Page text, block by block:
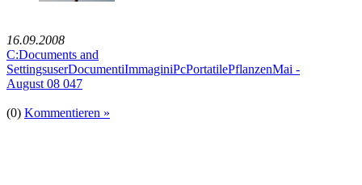
16.09.2008
C:Documents and
SettingsuserDocumentiImmaginiPcPortatilePflanzenMai -
August 08 047
(0) Kommentieren »